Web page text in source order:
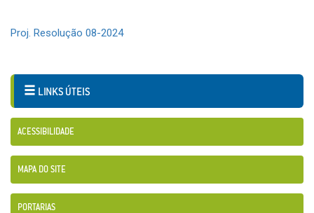
Proj. Resolução 08-2024
LINKS ÚTEIS
ACESSIBILIDADE
MAPA DO SITE
PORTARIAS